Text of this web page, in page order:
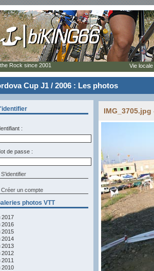
Cup J1 / 2006 : Les photos
:
de passe :
Créer un compte
photos VTT
2017
2016
2015
2014
2013
2012
2011
2010
IMG_3705.jpg
Rock since 2001 Vie